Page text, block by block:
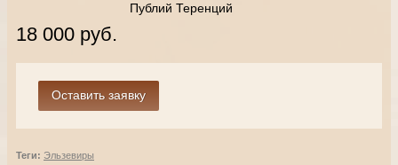
Публий Теренций
18 000 руб.
Теги: Эльзевиры